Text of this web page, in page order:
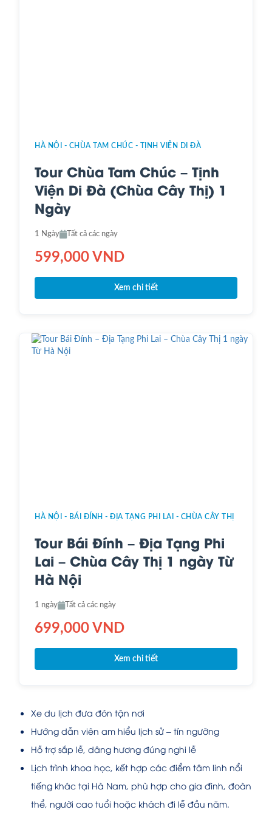
HÀ NỘI - CHÙA TAM CHÚC - TỊNH VIỆN DI ĐÀ
Tour Chùa Tam Chúc – Tịnh
Viện Di Đà (Chùa Cây Thị) 1
Ngày
1 Ngày Tất cả các ngày
599,000 VND
Xem chi tiết
HÀ NỘI - BÁI ĐÍNH - ĐỊA TẠNG PHI LAI - CHÙA CÂY THỊ
Tour Bái Đính – Địa Tạng Phi
Lai – Chùa Cây Thị 1 ngày Từ
Hà Nội
1 ngày Tất cả các ngày
699,000 VND
Xem chi tiết
Xe du lịch đưa đón tận nơi
Hướng dẫn viên am hiểu lịch sử – tín ngưỡng
Hỗ trợ sắp lễ, dâng hương đúng nghi lễ
Lịch trình khoa học, kết hợp các điểm tâm linh nổi
tiếng khác tại Hà Nam, phù hợp cho gia đình, đoàn
thể, người cao tuổi hoặc khách đi lễ đầu năm.